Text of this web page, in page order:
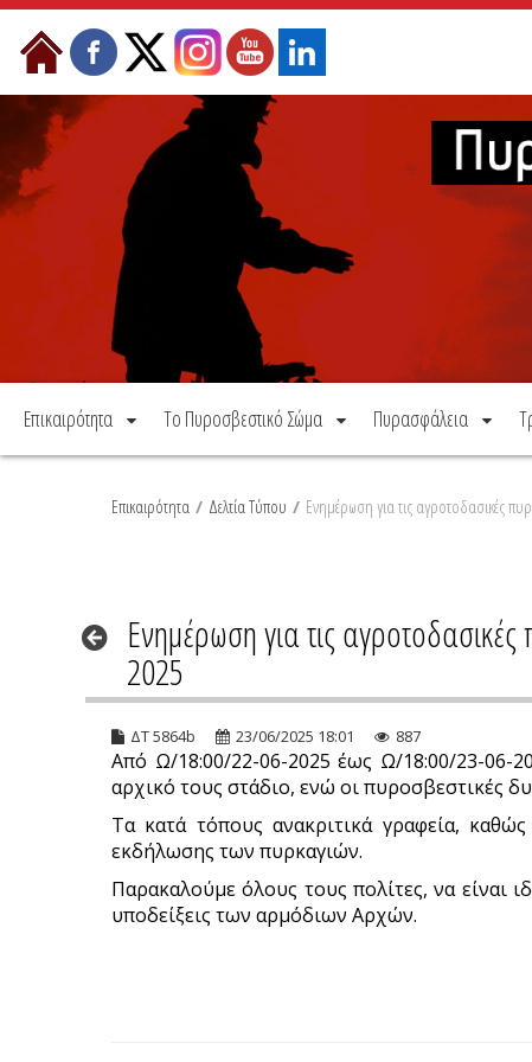
Μετάβαση στο περιεχόμενο
Επικαιρότητα Το Πυροσβεστικό Σώμα Πυρασφάλεια
Επικαιρότητα / Δελτία Τύπου / Ενημέρωση για τις αγροτοδασικές
Ενημέρωση για τις
2025
ΔΤ 5864b 23/06/2025 18:01 887
Από Ω/18:00/22-06-2025 έως Ω/18:00/23-06-
αρχικό τους στάδιο, ενώ οι πυροσβεστικές
Τα κατά τόπους ανακριτικά γραφεία,
εκδήλωσης των πυρκαγιών.
Παρακαλούμε όλους τους πολίτες, να είναι
υποδείξεις των αρμόδιων Αρχών.